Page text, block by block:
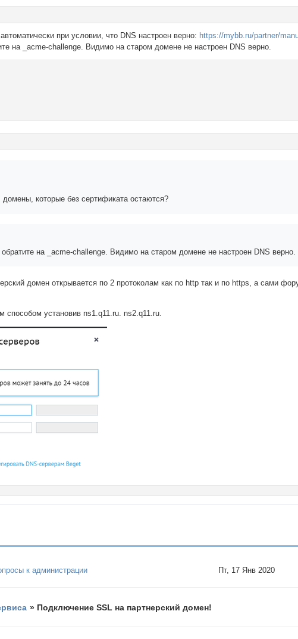
при условии, что DNS настроен верно: https://mybb.ru/partner/
на _acme-challenge. Видимо на старом домене не настроен DNS верно.
которые без сертификата остаются?
на _acme-challenge. Видимо на старом домене не настроен DNS верно.
домен открывается по 2 протоколам как по http так и по https, а сами
способом установив ns1.q11.ru. ns2.q11.ru.
к администрации Пт, 17 Янв 2020
» Подключение SSL на партнерский домен!